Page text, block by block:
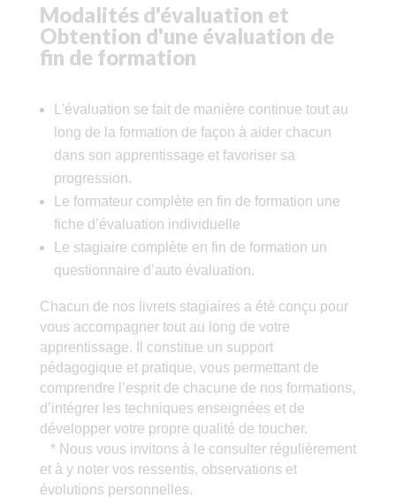
Modalités d'évaluation et
Obtention d'une évaluation de
fin de formation
L'évaluation se fait de manière continue tout au
long de la formation de façon à aider chacun
dans son apprentissage et favoriser sa
progression.
Le formateur complète en fin de formation une
fiche d’évaluation individuelle
Le stagiaire complète en fin de formation un
questionnaire d’auto évaluation.
Chacun de nos livrets stagiaires a été conçu pour
vous accompagner tout au long de votre
apprentissage. Il constitue un support
pédagogique et pratique, vous permettant de
comprendre l’esprit de chacune de nos formations,
d’intégrer les techniques enseignées et de
développer votre propre qualité de toucher.
* Nous vous invitons à le consulter régulièrement
et à y noter vos ressentis, observations et
évolutions personnelles.